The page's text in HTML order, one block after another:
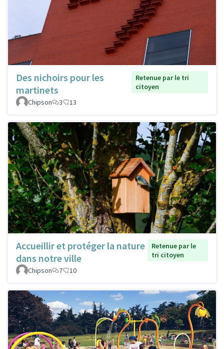
Des nichoirs pour les
martinets
Retenue par le tri
citoyen
Chipson
3 13
Accueillir et protéger la nature
dans notre ville
Retenue par le
tri citoyen
Chipson
7 10